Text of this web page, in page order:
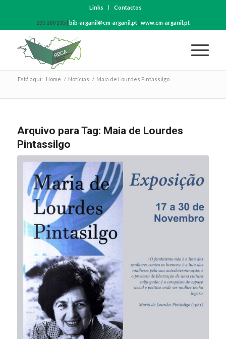
Links Contactos
235 200 135 | bib-arganil@cm-arganil.pt| www.cm-arganil.pt
Está aqui: Home / Notícias / Maia de Lourdes Pintassilgo
Arquivo para Tag: Maia de Lourdes
Pintassilgo